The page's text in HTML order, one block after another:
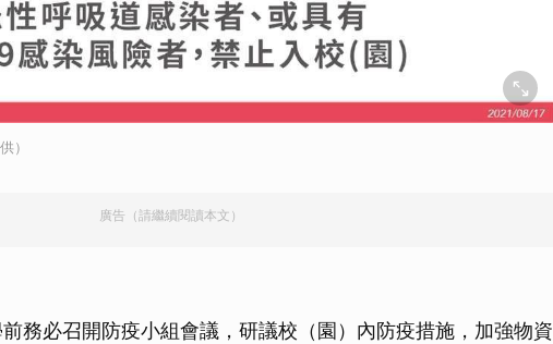
）
廣告（請繼續閱讀本文）
前務必召開防疫小組會議，研議校（園）內防疫措施，加強物資